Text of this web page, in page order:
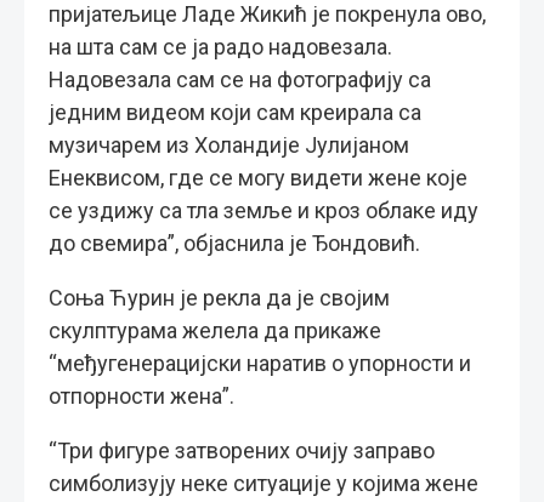
пријатељице Ладе Жикић је покренула ово,
на шта сам се ја радо надовезала.
Надовезала сам се на фотографију са
једним видеом који сам креирала са
музичарем из Холандије Јулијаном
Енеквисом, где се могу видети жене које
се уздижу са тла земље и кроз облаке иду
до свемира”, објаснила је Ђондовић.
Соња Ћурин је рекла да је својим
скулптурама желела да прикаже
“међугенерацијски наратив о упорности и
отпорности жена”.
“Три фигуре затворених очију заправо
симболизују неке ситуације у којима жене